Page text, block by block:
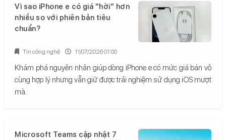
Vì sao iPhone e có giá "hời" hơn
nhiều so với phiên bản tiêu
chuẩn?
Khám phá nguyên nhân giúp dòng iPhone e có mức giá bán vô
cùng hợp lý nhưng vẫn giữ được trải nghiệm sử dụng iOS mượt
mà.
Tin công nghệ 11/07/2026 01:00
Microsoft Teams cập nhật 7